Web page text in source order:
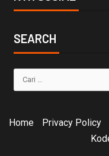
SEARCH
Home Privacy Policy